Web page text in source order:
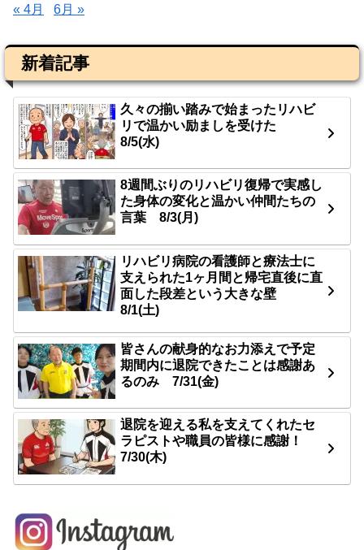
« 4月 6月 »
新着記事
久々の揃い踏みで始まったリハビ
リで温かい励ましを受けた
8/5(水)
8週間ぶりのリハビリ復帰で実感し
た身体の変化と温かい仲間たちの
言葉 8/3(月)
リハビリ病院の看護師と療法士に
支えられた1ヶ月間と帰宅直後に直
面した段差という大きな壁
8/1(土)
皆さんの献身的なお力添えで予定
期間内に退院できたことは感謝あ
るのみ 7/31(金)
退院を迎える私を支えてくれたセ
ラピストや職員の皆様に感謝！
7/30(木)